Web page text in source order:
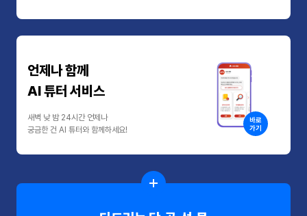
언제나 함께
AI 튜터 서비스
새벽 낮 밤 24시간 언제나
궁금한 건 AI 튜터와 함께하세요!
바로
가기